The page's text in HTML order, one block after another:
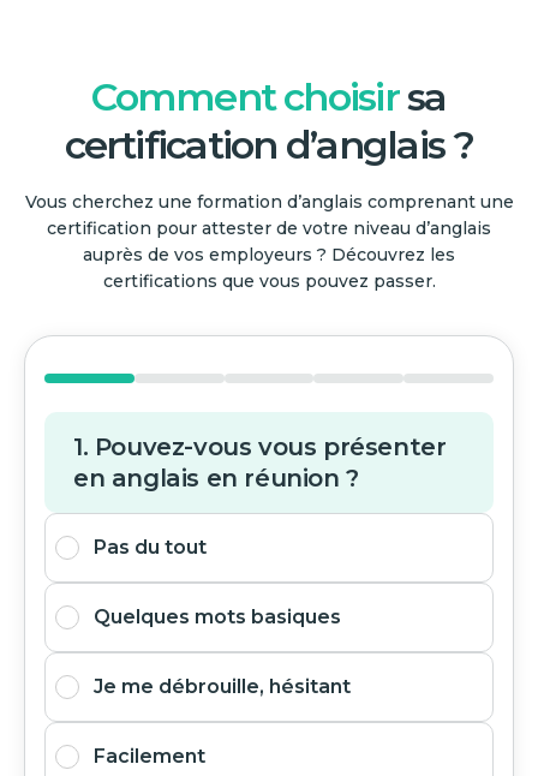
Comment choisirsa
certification d’anglais ?
Vous cherchez une formation d’anglais comprenant une
certification pour attester de votre niveau d’anglais
auprès de vos employeurs ? Découvrez les
certifications que vous pouvez passer.
1. Pouvez-vous vous présenter
en anglais en réunion ?
Pas du tout
Quelques mots basiques
Je me débrouille, hésitant
Facilement